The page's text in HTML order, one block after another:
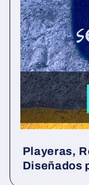
Playeras,
Diseñados